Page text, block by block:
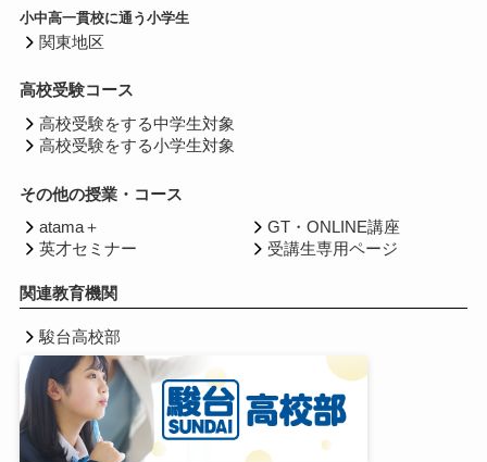
小中高一貫校に通う小学生
関東地区
高校受験コース
高校受験をする中学生対象
高校受験をする小学生対象
その他の授業・コース
atama＋
英才セミナー
GT・ONLINE講座
受講生専用ページ
関連教育機関
駿台高校部